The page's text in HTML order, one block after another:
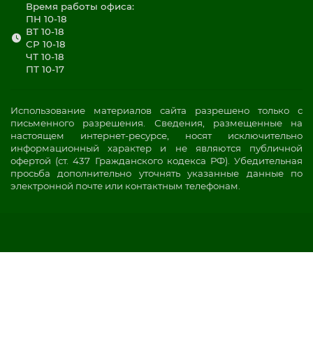
Время работы офиса:
ПН 10-18
ВТ 10-18
СР 10-18
ЧТ 10-18
ПТ 10-17
Использование материалов сайта разрешено только с
письменного разрешения. Сведения, размещенные на
настоящем интернет-ресурсе, носят исключительно
информационный характер и не являются публичной
офертой (ст. 437 Гражданского кодекса РФ). Убедительная
просьба дополнительно уточнять указанные данные по
электронной почте или контактным телефонам.